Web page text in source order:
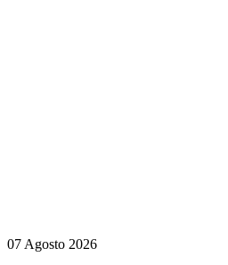
07 Agosto 2026